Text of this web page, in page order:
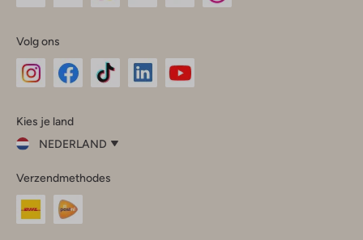
Volg ons
InstagramFacebook
Kies je land
NEDERLAND
je
land
Nederland
Verzendmethodes